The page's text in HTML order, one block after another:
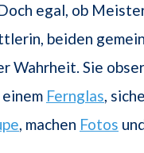
egal, ob
beiden
Wahrheit. Sie
Fernglas ,
, machen Fotos